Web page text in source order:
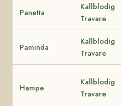
Panetta
Kallblodig
Travare
Paminda
Kallblodig
Travare
Hampe
Kallblodig
Travare